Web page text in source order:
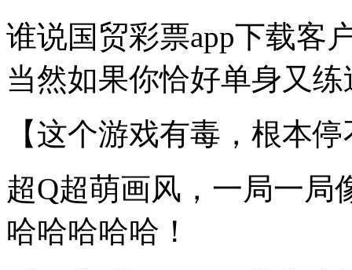
谁说国贸彩票app下载客
当然如果你恰好单身又
【这个游戏有毒，根本
超Q超萌画风，一局一局
哈哈哈哈哈！